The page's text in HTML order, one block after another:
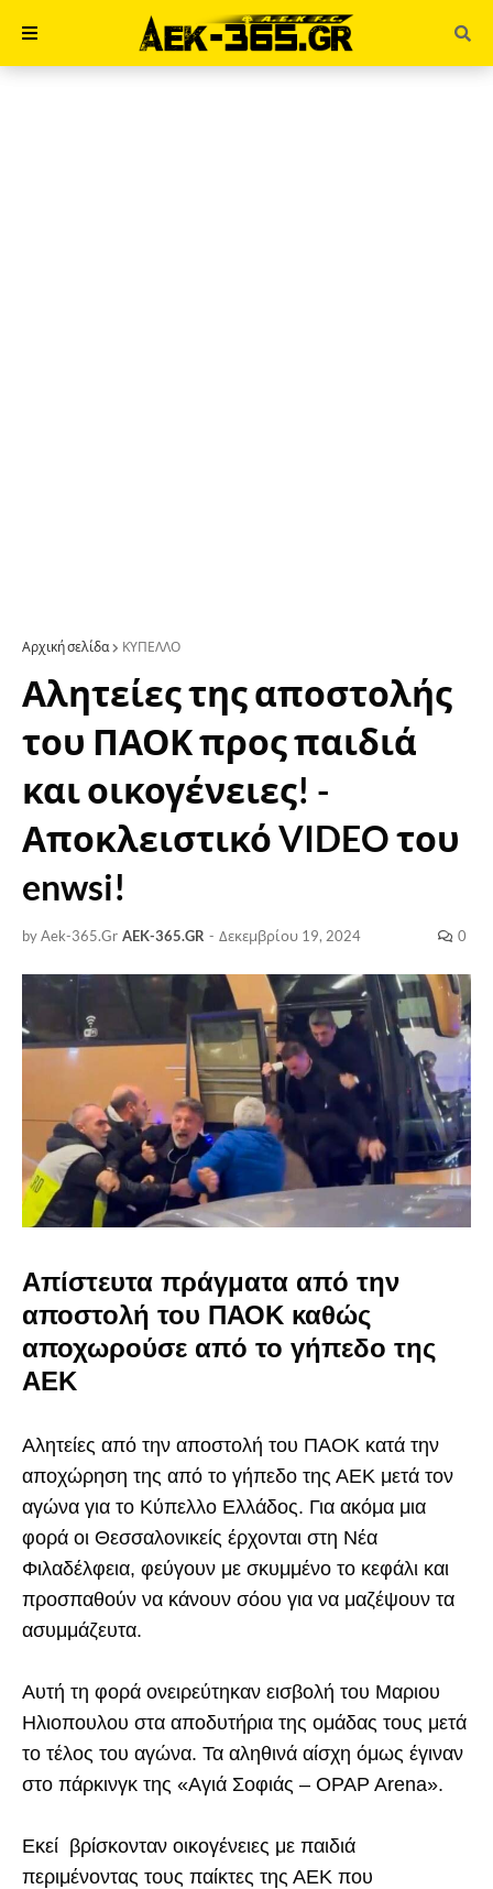
Αρχική σελίδα ΚΥΠΕΛΛΟ
Αλητείες της αποστολής
του ΠΑΟΚ προς παιδιά
και οικογένειες! -
Αποκλειστικό VIDEO του
enwsi!
by Aek-365.Gr AEK-365.GR - Δεκεμβρίου 19, 2024 0
Απίστευτα πράγματα από την
αποστολή του ΠΑΟΚ καθώς
αποχωρούσε από το γήπεδο της
ΑΕΚ
Αλητείες από την αποστολή του ΠΑΟΚ κατά την
αποχώρηση της από το γήπεδο της ΑΕΚ μετά τον
αγώνα για το Κύπελλο Ελλάδος. Για ακόμα μια
φορά οι Θεσσαλονικείς έρχονται στη Νέα
Φιλαδέλφεια, φεύγουν με σκυμμένο το κεφάλι και
προσπαθούν να κάνουν σόου για να μαζέψουν τα
ασυμμάζευτα.
Αυτή τη φορά ονειρεύτηκαν εισβολή του Μαριου
Ηλιοπουλου στα αποδυτήρια της ομάδας τους μετά
το τέλος του αγώνα. Τα αληθινά αίσχη όμως έγιναν
στο πάρκινγκ της «Αγιά Σοφιάς – OPAP Arena».
Εκεί βρίσκονταν οικογένειες με παιδιά
περιμένοντας τους παίκτες της ΑΕΚ που